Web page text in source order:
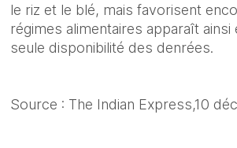
le riz et le blé, mais favorisent
régimes alimentaires apparaît
seule disponibilité des denrées.
Source : The Indian Express,10